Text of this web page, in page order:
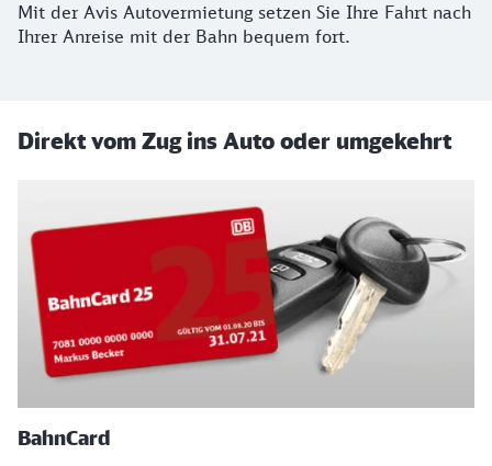
Mit der Avis Autovermietung setzen Sie Ihre Fahrt nach
Ihrer Anreise mit der Bahn bequem fort.
Direkt vom Zug ins Auto oder umgekehrt
BahnCard